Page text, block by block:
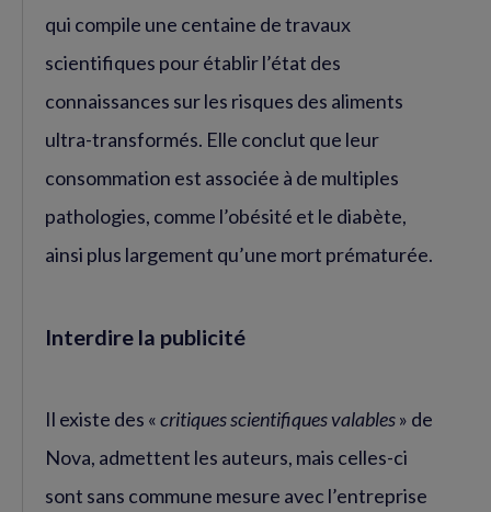
qui compile une centaine de travaux
scientifiques pour établir l’état des
connaissances sur les risques des aliments
ultra-transformés. Elle conclut que leur
consommation est associée à de multiples
pathologies, comme l’obésité et le diabète,
ainsi plus largement qu’une mort prématurée.
Interdire la publicité
Il existe des «critiques scientifiques valables» de
Nova, admettent les auteurs, mais celles-ci
sont sans commune mesure avec l’entreprise